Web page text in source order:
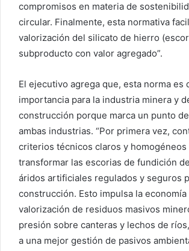
compromisos en materia de
circular. Finalmente, esta normativa
valorización del silicato de hierro
subproducto con valor agregado”.
El ejecutivo agrega que, esta norma es
importancia para la industria minera y
construcción porque marca un punto
ambas industrias. “Por primera vez,
criterios técnicos claros y
transformar las escorias de fundición
áridos artificiales regulados y seguros
construcción. Esto impulsa la
valorización de residuos masivos
presión sobre canteras y lechos de
a una mejor gestión de pasivos